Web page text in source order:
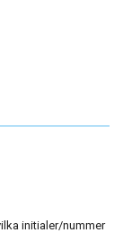
initialer/nummer